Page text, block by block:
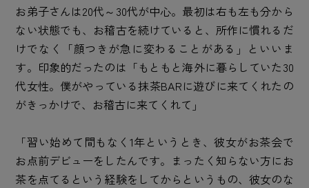
お弟子さんは20代～30代が中心。最初は右も左も分から
ない状態でも、お稽古を続けていると、所作に慣れるだ
けでなく「顔つきが急に変わることがある」といいま
す。印象的だったのは「もともと海外に暮らしていた30
代女性。僕がやっている抹茶BARに遊びに来てくれたの
がきっかけで、お稽古に来てくれて」
「習い始めて間もなく1年というとき、彼女がお茶会で
お点前デビューをしたんです。まったく知らない方にお
茶を点てるという経験をしてからというもの、彼女のな